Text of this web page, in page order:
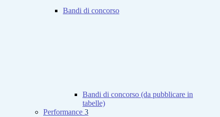
Bandi di concorso
Bandi di concorso (da pubblicare in
tabelle)
Performance 3